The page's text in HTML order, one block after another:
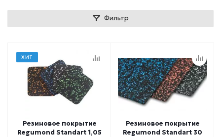
Фильтр
ХИТ
Резиновое покрытие
Regumond Standart 1,05
Резиновое покрытие
Regumond Standart 30